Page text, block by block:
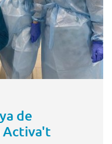
de
Activa't